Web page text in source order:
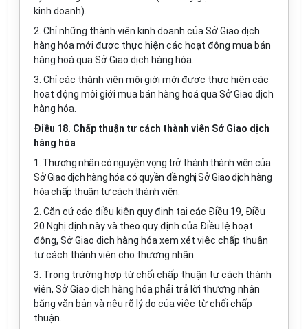
kinh doanh).
2. Chỉ những thành viên kinh doanh của Sở Giao dịch
hàng hóa mới được thực hiện các hoạt động mua bán
hàng hoá qua Sở Giao dịch hàng hóa.
3. Chỉ các thành viên môi giới mới được thực hiện các
hoạt động môi giới mua bán hàng hoá qua Sở Giao dịch
hàng hóa.
Điều 18. Chấp thuận tư cách thành viên Sở Giao dịch
hàng hóa
1. Thương nhân có nguyện vọng trở thành thành viên của
Sở Giao dịch hàng hóa có quyền đề nghị Sở Giao dịch hàng
hóa chấp thuận tư cách thành viên.
2. Căn cứ các điều kiện quy định tại các Điều 19, Điều
20 Nghị định này và theo quy định của Điều lệ hoạt
động, Sở Giao dịch hàng hóa xem xét việc chấp thuận
tư cách thành viên cho thương nhân.
3. Trong trường hợp từ chối chấp thuận tư cách thành
viên, Sở Giao dịch hàng hóa phải trả lời thương nhân
bằng văn bản và nêu rõ lý do của việc từ chối chấp
thuận.